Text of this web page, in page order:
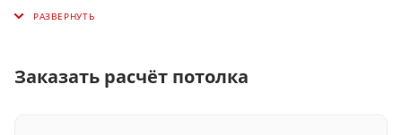
интегрируется с LED-светильниками и другими
Универсальное применение — идеально подходит
вашему интерьеру современный и индивидуальный
Заказать расчёт потолка